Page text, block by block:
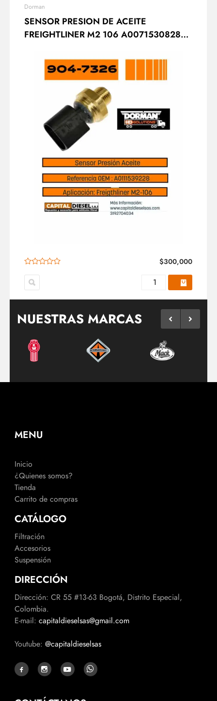
Dorman
SENSOR PRESION DE ACEITE
FREIGHTLINER M2 106 A0071530828
$300,000
NUESTRAS MARCAS
MENU
Inicio
¿Quienes somos?
Tienda
Carrito de compras
CATÁLOGO
Filtración
Accesorios
Suspensión
DIRECCIÓN
Dirección: CR 55 #13-63 Bogotá, Distrito Especial,
Colombia.
E-mail: capitaldieselsas@gmail.com
Youtube: @capitaldieselsas